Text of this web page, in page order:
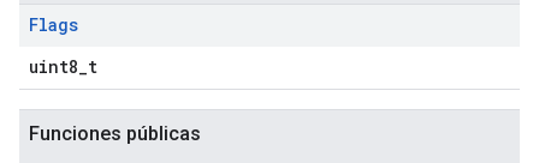
Flags
uint8_t
Funciones públicas